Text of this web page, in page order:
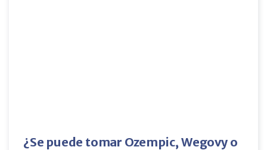
¿Se puede tomar Ozempic, Wegovy o